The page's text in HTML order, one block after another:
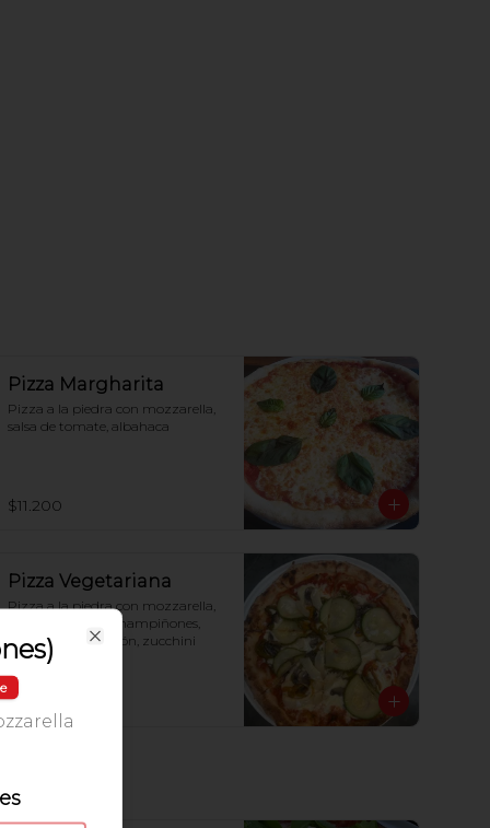
Pizza Margharita
Pizza a la piedra con mozzarella,
salsa de tomate, albahaca
$11.200
Pizza Vegetariana
Pizza a la piedra con mozzarella,
salsa de tomate, champiñones,
alcachofa, pimentón, zucchini
$11.900